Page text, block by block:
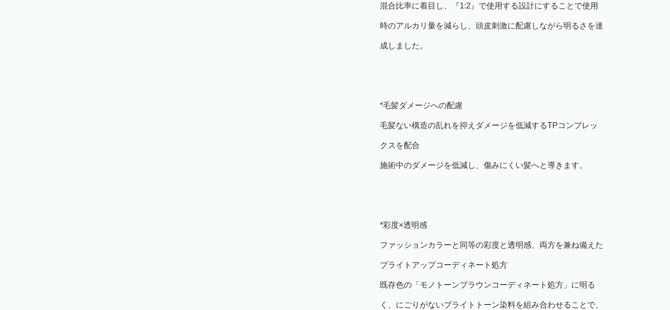
混合比率に着目し、『1:2』で使用する設計にすることで使用
時のアルカリ量を減らし、頭皮刺激に配慮しながら明るさを達
成しました。
*毛髪ダメージへの配慮
毛髪ない構造の乱れを抑えダメージを低減するTPコンプレッ
クスを配合
施術中のダメージを低減し、傷みにくい髪へと導きます。
*彩度×透明感
ファッションカラーと同等の彩度と透明感、両方を兼ね備えた
ブライトアップコーディネート処方
既存色の「モノトーンブラウンコーディネート処方」に明る
く、にごりがないブライトトーン染料を組み合わせることで、